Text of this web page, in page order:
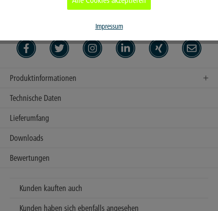
Produktinformationen
Technische Daten
Lieferumfang
Downloads
Bewertungen
Kunden kauften auch
Kunden haben sich ebenfalls angesehen
Impressum